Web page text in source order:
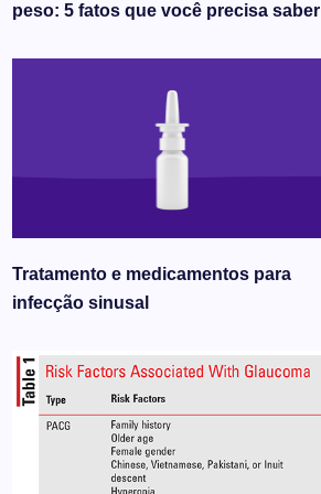
peso: 5 fatos que você precisa saber
Tratamento e medicamentos para
infecção sinusal